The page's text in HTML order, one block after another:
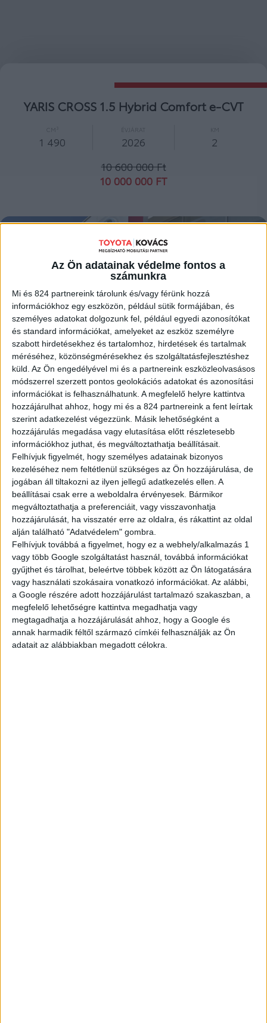
Az Ön adatainak védelme fontos a
számunkra
Mi és 824 partnereink tárolunk és/vagy férünk hozzá
információkhoz egy eszközön, például sütik formájában, és
személyes adatokat dolgozunk fel, például egyedi azonosítókat
és standard információkat, amelyeket az eszköz személyre
szabott hirdetésekhez és tartalomhoz, hirdetések és tartalmak
méréséhez, közönségmérésekhez és szolgáltatásfejlesztéshez
küld. Az Ön engedélyével mi és a partnereink eszközleolvasásos
módszerrel szerzett pontos geolokációs adatokat és azonosítási
információkat is felhasználhatunk. A megfelelő helyre kattintva
hozzájárulhat ahhoz, hogy mi és a 824 partnereink a fent leírtak
szerint adatkezelést végezzünk. Másik lehetőségként a
hozzájárulás megadása vagy elutasítása előtt részletesebb
információkhoz juthat, és megváltoztathatja beállításait.
Felhívjuk figyelmét, hogy személyes adatainak bizonyos
kezeléséhez nem feltétlenül szükséges az Ön hozzájárulása, de
jogában áll tiltakozni az ilyen jellegű adatkezelés ellen. A
beállításai csak erre a weboldalra érvényesek. Bármikor
megváltoztathatja a preferenciáit, vagy visszavonhatja
hozzájárulását, ha visszatér erre az oldalra, és rákattint az oldal
alján található "Adatvédelem" gombra.
Felhívjuk továbbá a figyelmet, hogy ez a webhely/alkalmazás 1
vagy több Google szolgáltatást használ, továbbá információkat
gyűjthet és tárolhat, beleértve többek között az Ön látogatására
vagy használati szokásaira vonatkozó információkat. Az alábbi,
a Google részére adott hozzájárulást tartalmazó szakaszban, a
megfelelő lehetőségre kattintva megadhatja vagy
megtagadhatja a hozzájárulását ahhoz, hogy a Google és
annak harmadik féltől származó címkéi felhasználják az Ön
adatait az alábbiakban megadott célokra.
CVT magyarországi vezetett
Garanciával
ÉVJÁRAT
2022
MEGNÉZEM
TELJES KÍNÁLAT
AKTUÁLIS
AJÁNLATAINK